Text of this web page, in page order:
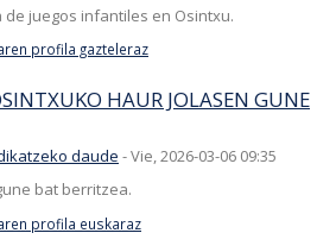
juegos infantiles en Osintxu.
profila gazteleraz
HAUR JOLASEN GUNE
daude -Vie, 2026-03-06 09:35
bat berritzea.
profila euskaraz